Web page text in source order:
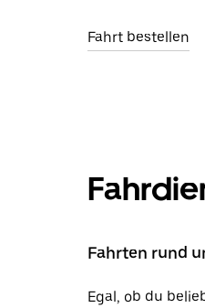
Fahrt bestellen
Fahrten rund
Egal, ob du